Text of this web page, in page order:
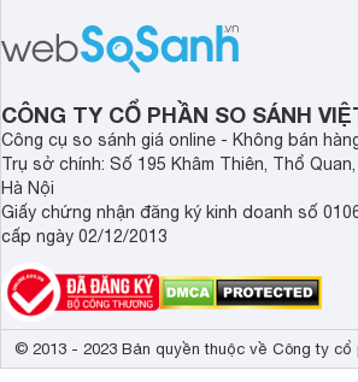
CÔNG TY CỔ PHẦN SO SÁNH
Công cụ so sánh giá online - Không bán
Trụ sở chính: Số 195 Khâm Thiên, Thổ
Hà Nội
Giấy chứng nhận đăng ký kinh doanh số
cấp ngày 02/12/2013
© 2013 - 2023 Bản quyền thuộc về Công ty cổ